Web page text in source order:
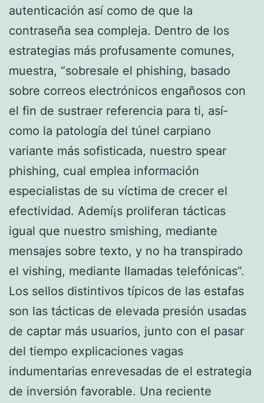
autenticación así­ como de que la
contraseña sea compleja. Dentro de los
estrategias más profusamente comunes,
muestra, “sobresale el phishing, basado
sobre correos electrónicos engañosos con
el fin de sustraer referencia para ti, así­
como la patologí­a del túnel carpiano
variante más sofisticada, nuestro spear
phishing, cual emplea información
especialistas de su víctima de crecer el
efectividad. Ademí¡s proliferan tácticas
igual que nuestro smishing, mediante
mensajes sobre texto, y no ha transpirado
el vishing, mediante llamadas telefónicas”.
Los sellos distintivos típicos de las estafas
son las tácticas de elevada presión usadas
de captar más usuarios, junto con el pasar
del tiempo explicaciones vagas
indumentarias enrevesadas de el estrategia
de inversión favorable. Una reciente